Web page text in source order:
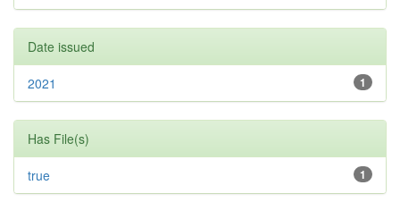
Date issued
1
2021
Has File(s)
1
true